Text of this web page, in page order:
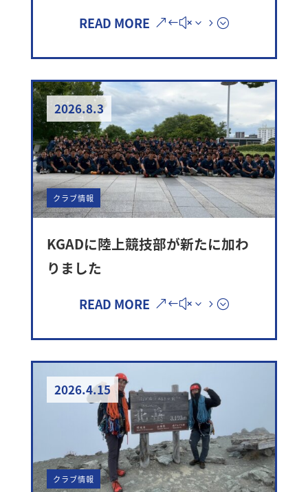
READ MORE
2026.8.3
クラブ情報
KGADに陸上競技部が新たに加わ
りました
READ MORE
2026.4.15
クラブ情報